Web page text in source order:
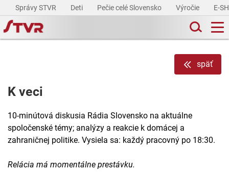
Správy STVR Deti Pečie celé Slovensko Výročie E-
späť
K veci
10-minútová diskusia Rádia Slovensko na aktuálne
spoločenské témy; analýzy a reakcie k domácej a
zahraničnej politike. Vysiela sa: každý pracovný po 18:30.
Relácia má momentálne prestávku.